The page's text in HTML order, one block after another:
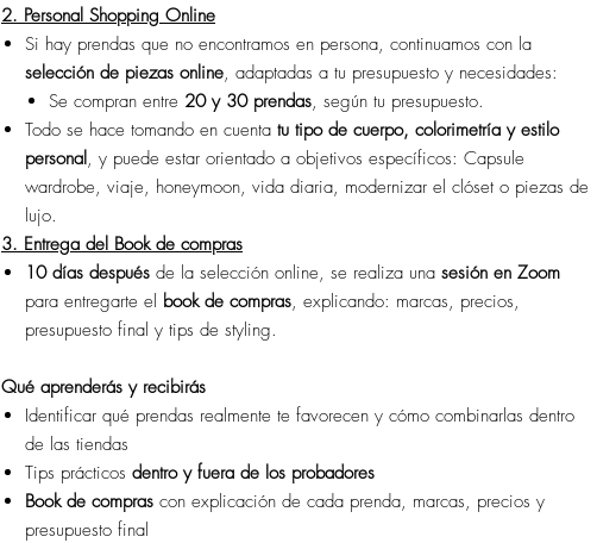
2. Personal Shopping Online
Si hay prendas que no encontramos en persona, continuamos con la
selección de piezas online, adaptadas a tu presupuesto y necesidades:
Se compran entre 20 y 30 prendas, según tu presupuesto.
Todo se hace tomando en cuenta tu tipo de cuerpo, colorimetría y estilo
personal, y puede estar orientado a objetivos específicos: Capsule
wardrobe, viaje, honeymoon, vida diaria, modernizar el clóset o piezas de
lujo.
3. Entrega del Book de compras
10 días después de la selección online, se realiza una sesión en Zoom
para entregarte el book de compras, explicando: marcas, precios,
presupuesto final y tips de styling.
Qué aprenderás y recibirás
Identificar qué prendas realmente te favorecen y cómo combinarlas dentro
de las tiendas
Tips prácticos dentro y fuera de los probadores
Book de compras con explicación de cada prenda, marcas, precios y
presupuesto final